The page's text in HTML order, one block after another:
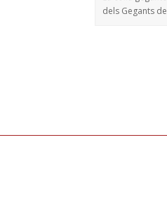
dels Gegants